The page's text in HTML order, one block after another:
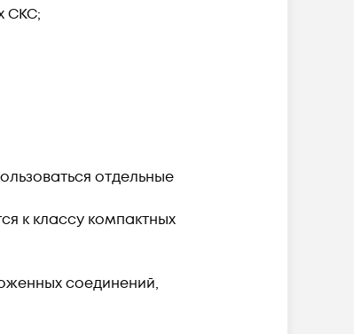
СКС;
отдельные
к классу компактных
соединений,